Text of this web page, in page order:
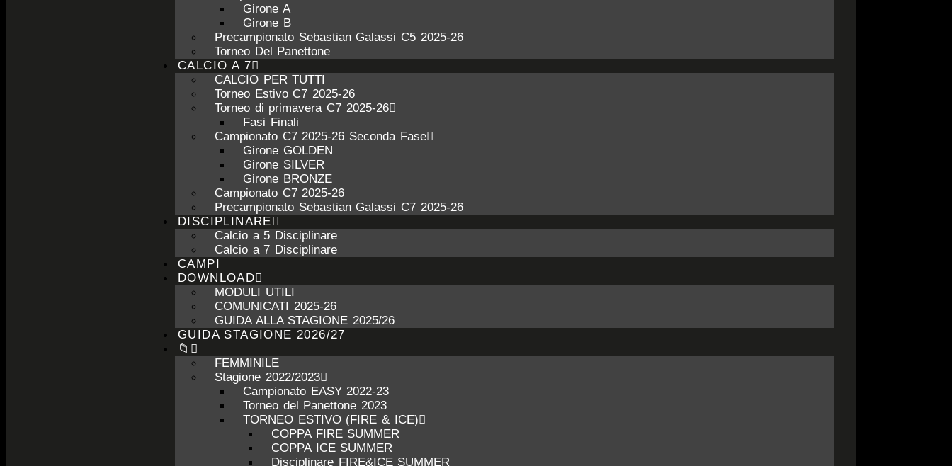
Girone A
Girone B
Precampionato Sebastian Galassi C5 2025-26
Torneo Del Panettone
CALCIO A 7
CALCIO PER TUTTI
Torneo Estivo C7 2025-26
Torneo di primavera C7 2025-26
Fasi Finali
Campionato C7 2025-26 Seconda Fase
Girone GOLDEN
Girone SILVER
Girone BRONZE
Campionato C7 2025-26
Precampionato Sebastian Galassi C7 2025-26
DISCIPLINARE
Calcio a 5 Disciplinare
Calcio a 7 Disciplinare
CAMPI
DOWNLOAD
MODULI UTILI
COMUNICATI 2025-26
GUIDA ALLA STAGIONE 2025/26
GUIDA STAGIONE 2026/27
📁
FEMMINILE
Stagione 2022/2023
Campionato EASY 2022-23
Torneo del Panettone 2023
TORNEO ESTIVO (FIRE & ICE)
COPPA FIRE SUMMER
COPPA ICE SUMMER
Disciplinare FIRE&ICE SUMMER